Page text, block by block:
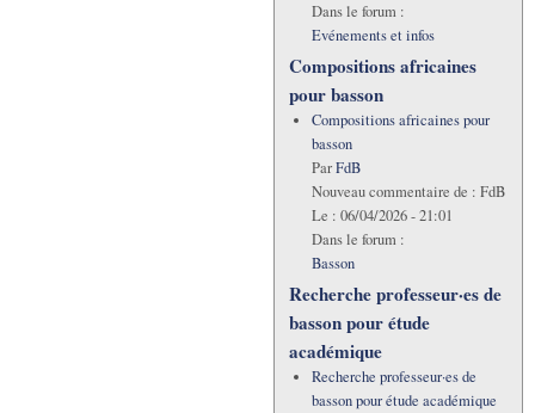
Dans le forum :
Evénements et infos
Compositions africaines
pour basson
Compositions africaines pour
basson
ParFdB
Nouveau commentaire de : FdB
Le : 06/04/2026 - 21:01
Dans le forum :
Basson
Recherche professeur·es de
basson pour étude
académique
Recherche professeur·es de
basson pour étude académique